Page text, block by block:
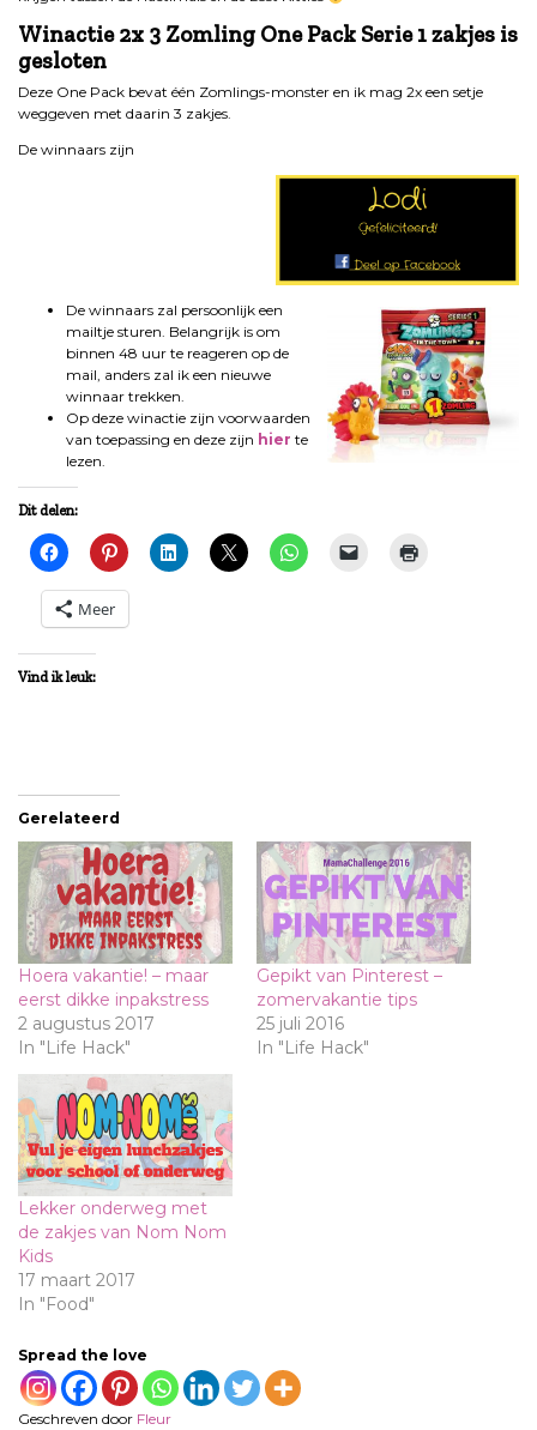
Winactie 2x 3 Zomling One Pack Serie 1 zakjes is
gesloten
Deze One Pack bevat één Zomlings-monster en ik mag 2x een setje
weggeven met daarin 3 zakjes.
De winnaars zijn
De winnaars zal persoonlijk een
mailtje sturen. Belangrijk is om
binnen 48 uur te reageren op de
mail, anders zal ik een nieuwe
winnaar trekken.
Op deze winactie zijn voorwaarden
van toepassing en deze zijn hier te
lezen.
Dit delen:
Meer
Vind ik leuk:
Gerelateerd
Hoera vakantie! – maar
eerst dikke inpakstress
2 augustus 2017
In "Life Hack"
Gepikt van Pinterest –
zomervakantie tips
25 juli 2016
In "Life Hack"
Lekker onderweg met
de zakjes van Nom Nom
Kids
17 maart 2017
In "Food"
Spread the love
Geschreven door Fleur